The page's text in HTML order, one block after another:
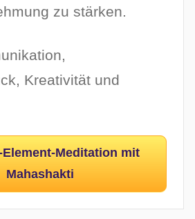
zu stärken.
Kreativität und
Element-Meditation mit
Mahashakti